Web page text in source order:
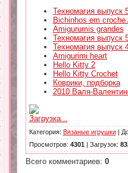
Техномагия выпуск
Bichinhos em
Amigurumis grandes
Техномагия выпуск
Техномагия выпуск
Amigurimi heart
Hello Kitty 2
Hello Kitty Crochet
Коврики, подборка
2010 Валя-
Загрузка...
Категория: Вязаные игрушки|
Просмотров: 4301| Загрузок:
Всего комментариев: 0